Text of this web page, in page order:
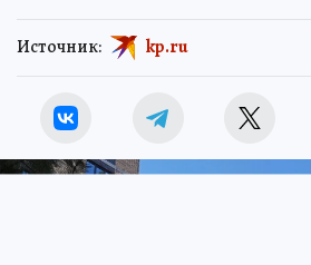
Источник: kp.ru